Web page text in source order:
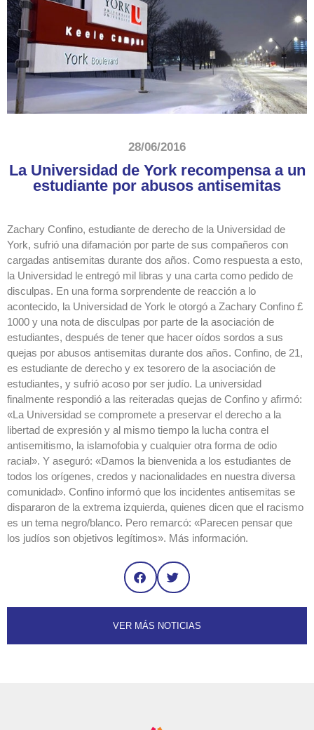
28/06/2016
La Universidad de York recompensa a un
estudiante por abusos antisemitas
Zachary Confino, estudiante de derecho de la Universidad de
York, sufrió una difamación por parte de sus compañeros con
cargadas antisemitas durante dos años. Como respuesta a esto,
la Universidad le entregó mil libras y una carta como pedido de
disculpas. En una forma sorprendente de reacción a lo
acontecido, la Universidad de York le otorgó a Zachary Confino £
1000 y una nota de disculpas por parte de la asociación de
estudiantes, después de tener que hacer oídos sordos a sus
quejas por abusos antisemitas durante dos años. Confino, de 21,
es estudiante de derecho y ex tesorero de la asociación de
estudiantes, y sufrió acoso por ser judío. La universidad
finalmente respondió a las reiteradas quejas de Confino y afirmó:
«La Universidad se compromete a preservar el derecho a la
libertad de expresión y al mismo tiempo la lucha contra el
antisemitismo, la islamofobia y cualquier otra forma de odio
racial». Y aseguró: «Damos la bienvenida a los estudiantes de
todos los orígenes, credos y nacionalidades en nuestra diversa
comunidad». Confino informó que los incidentes antisemitas se
dispararon de la extrema izquierda, quienes dicen que el racismo
es un tema negro/blanco. Pero remarcó: «Parecen pensar que
los judíos son objetivos legítimos». Más información.
VER MÁS NOTICIAS